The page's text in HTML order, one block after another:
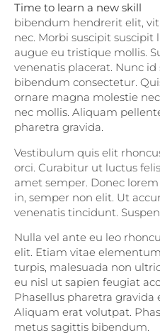
Time to learn a new skill
bibendum hendrerit elit,
nec. Morbi suscipit suscipit
augue eu tristique mollis.
venenatis placerat. Nunc
bibendum consectetur.
ornare magna molestie
nec mollis. Aliquam
pharetra gravida.
Vestibulum quis elit
orci. Curabitur ut luctus
amet semper. Donec
in, semper non elit. Ut
venenatis tincidunt.
Nulla vel ante eu leo
elit. Etiam vitae
turpis, malesuada non
eu nisl ut sapien feugiat
Phasellus pharetra gravida
Aliquam erat volutpat.
metus sagittis bibendum.